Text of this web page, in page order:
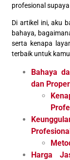
profesional
Di artikel ini, aku
bahaya,
serta kenapa
terbaik untuk
Bahaya
dan
Harga